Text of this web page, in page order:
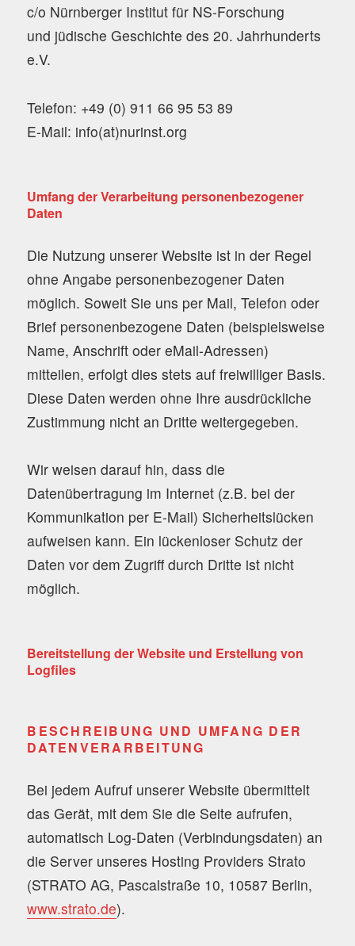
c/o Nürnberger Institut für NS-Forschung
und jüdische Geschichte des 20. Jahrhunderts
e.V.
Telefon: +49 (0) 911 66 95 53 89
E-Mail: info(at)nurinst.org
Umfang der Verarbeitung personenbezogener
Daten
Die Nutzung unserer Website ist in der Regel
ohne Angabe personenbezogener Daten
möglich. Soweit Sie uns per Mail, Telefon oder
Brief personenbezogene Daten (beispielsweise
Name, Anschrift oder eMail-Adressen)
mitteilen, erfolgt dies stets auf freiwilliger Basis.
Diese Daten werden ohne Ihre ausdrückliche
Zustimmung nicht an Dritte weitergegeben.
Wir weisen darauf hin, dass die
Datenübertragung im Internet (z.B. bei der
Kommunikation per E-Mail) Sicherheitslücken
aufweisen kann. Ein lückenloser Schutz der
Daten vor dem Zugriff durch Dritte ist nicht
möglich.
Bereitstellung der Website und Erstellung von
Logfiles
BESCHREIBUNG UND UMFANG DER
DATENVERARBEITUNG
Bei jedem Aufruf unserer Website übermittelt
das Gerät, mit dem Sie die Seite aufrufen,
automatisch Log-Daten (Verbindungsdaten) an
die Server unseres Hosting Providers Strato
(STRATO AG, Pascalstraße 10, 10587 Berlin,
www.strato.de).